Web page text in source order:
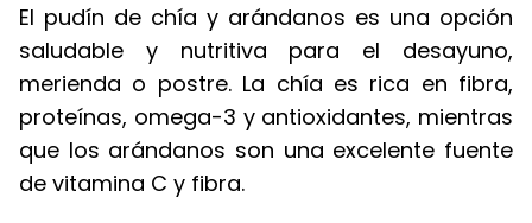
El pudín de chía y arándanos es una opción
saludable y nutritiva para el desayuno,
merienda o postre. La chía es rica en fibra,
proteínas, omega-3 y antioxidantes, mientras
que los arándanos son una excelente fuente
de vitamina C y fibra.